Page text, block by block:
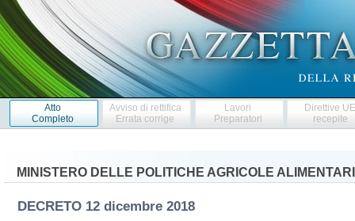
Atto
Completo
Avviso di rettifica
Errata corrige
Lavori
Preparatori
Direttive
recepite
MINISTERO DELLE POLITICHE AGRICOLE
DECRETO 12 dicembre 2018